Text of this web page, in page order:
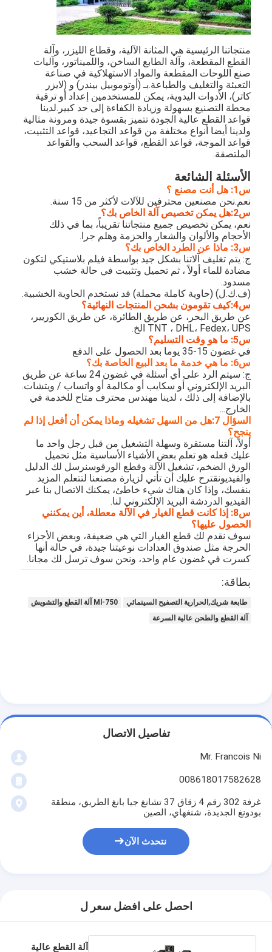
الملتصقة.
الأسئلة الشائعة
س1: هل أنت مصنع ؟
نعم.نحن مصنعين محترفين للآلات لأكثر من 15 سنة.
س2:هل يمكن تخصيص آلة الخاص بك؟
نعم، يمكن تخصيص جميع منتجاتنا تقريباً، بما في ذلك
الأحجام والألوان والشعار والحزمة وهلم جرا.
س3: ماذا عن الطرد الخاص بك؟
ج: يتم تغليف آلاتنا بشكل جيد بواسطة فيلم بلاستيكي لتكون
مضادة للماء أولاً ، ثم تحميل وتثبيت في حالة خشب
مسدود.
(ف.ك.ل) (حاوية كاملة محملة) قد نستخدم الحاوية الخشبية.
س4:كيف تقومون بشحن المنتجات النهائية؟
عن طريق البحر، عن طريق الطائرة، عن طريق الكوريير،
TNT ، DHL، Fedex، UPS الخ.
س5: ما هو وقت التسليم؟
في غضون 15-35 يوما بعد الحصول على الدفع
س6: ما هي خدمة ما بعد البيع الخاصة بك؟
ج: سيتم الرد على أي أسئلة في غضون 24 ساعة عن طريق
البريد الإلكتروني أو سكايب أو مكالمة أو واتساب / ويتشات.
بالإضافة إلى ذلك ، لدينا مهندس محترف متاح للخدمة في
الخارج...
السؤال 7:هل من السهل تشغيله وماذا يمكن أن أفعل إذا لم
ينجح؟
أولاً، آلتنا مستقرة وسهلة التشغيل من قبل رجل واحد ما
عليك فعله هو تعلم بعض الأشياء الأساسية مثل تحميل
الورق الضخم، تشغيل الآلة وقطع الورقوسنرسل لك الدليل
والفيديونقترح عليك أن تأتي لزيارة مصنعنا لتتعلم المزيد
بنفسك، وإذا كان هناك شيء خاطئ، يمكنك الاتصال بنا عبر
الفيديو الدردشة البريد الإلكتروني لنا.
س8: إذا كانت قطع الغيار في الآلة معطلة، أين يمكنني
الحصول عليها؟
سوف نقدم لك قطع الغيار التي هي ضعيفة، وبعض الأجزاء
الحرجة مثل صندوق العدادات نوعيتنا جيدة، في حالة أنها
كسرت في غضون عام واحد، ونحن سوف ترسل لك مجانا.
بطاقة:
طابعة شريك,الحرارية التصفيح السينمائي
Ml-750 آلة القطع والتشويش
آلة القطع والطحن عالية السرعة
تفاصيل الاتصال
Mr. Francois Ni
008618017582628
غرفة 302 رقم 4 زقاق 37 تشانغ جيا بانغ الطريق، منطقة
بودونغ الجديدة، شنغهاي، الصين
نتحدث الآن
احصل على افضل سعر ل
آلة القطع عالية